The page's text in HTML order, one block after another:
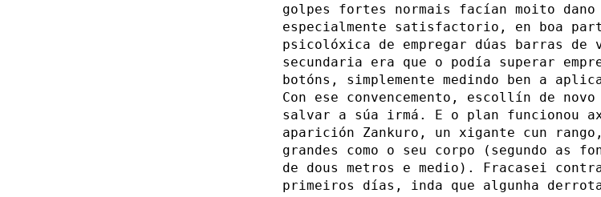
golpes fortes normais facían moito
especialmente satisfactorio, en boa
psicolóxica de empregar dúas barras de
secundaria era que o podía superar
botóns, simplemente medindo ben a
Con ese convencemento, escollín de novo
salvar a súa irmá. E o plan funcionou
aparición Zankuro, un xigante cun
grandes como o seu corpo (segundo as
de dous metros e medio). Fracasei
primeiros días, inda que algunha